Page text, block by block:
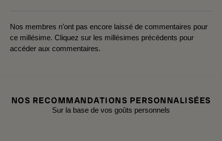
Nos membres n’ont pas encore laissé de commentaires pour
ce millésime. Cliquez sur les millésimes précédents pour
accéder aux commentaires.
NOS RECOMMANDATIONS PERSONNALISÉES
Sur la base de vos goûts personnels